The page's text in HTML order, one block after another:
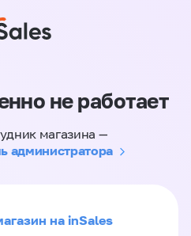
не работает
магазина —
администратора
на inSales